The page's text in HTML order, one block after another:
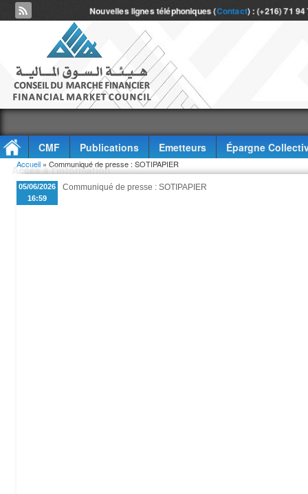
Nouvelles lignes téléphoniques (Contact) : (+216) 71
CMF Publications Emetteurs
Épargne
Accès à l'information
Vous êtes ici
Accueil » Communiqué de presse : SOTIPAPIER
05/06/2026
16:59
Communiqué de presse : SOTIPAPIER